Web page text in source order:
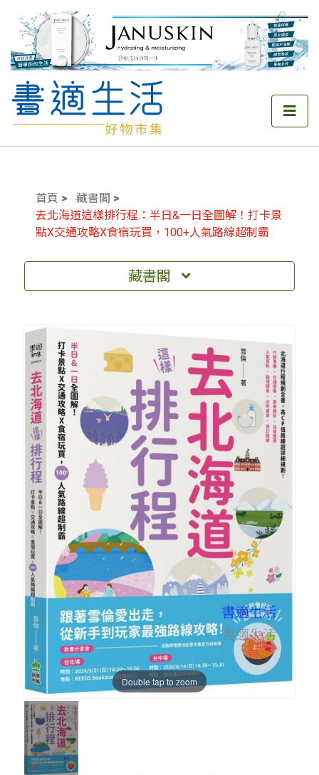
首頁
藏書閣
去北海道這樣排行程：半日&一日全圖解！打卡景
點X交通攻略X食宿玩買，100+人氣路線超制霸
藏書閣
Double tap to zoom